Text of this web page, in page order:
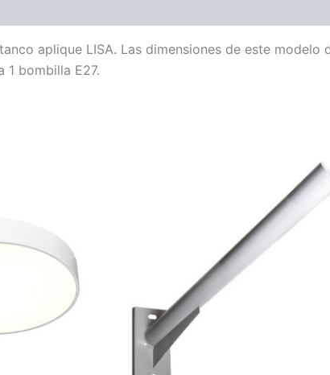
aplique LISA. Las dimensiones de este
1 bombilla E27.